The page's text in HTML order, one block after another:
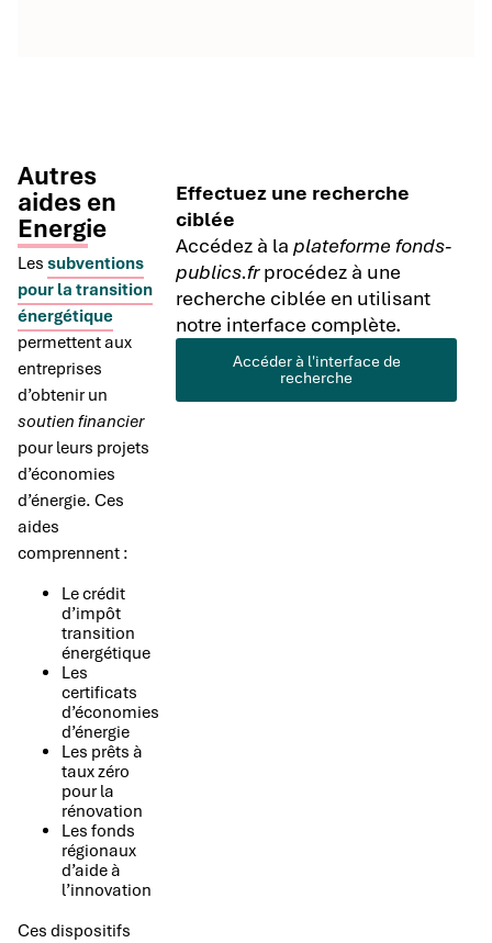
Autres
aides en
Energie
Les subventions
pour la transition
énergétique
permettent aux
entreprises
d’obtenir un
soutien financier
pour leurs projets
d’économies
d’énergie. Ces
aides
comprennent :
Le crédit
d’impôt
transition
énergétique
Les
certificats
d’économies
d’énergie
Les prêts à
taux zéro
pour la
rénovation
Les fonds
régionaux
d’aide à
l’innovation
Ces dispositifs
Effectuez une recherche
ciblée
Accédez à laplateforme fonds-
publics.frprocédez à une
recherche ciblée en utilisant
notre interface complète.
Accéder à l'interface de
recherche